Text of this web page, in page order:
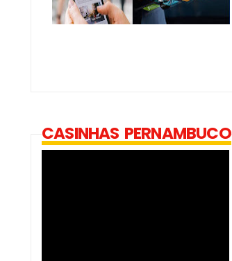
CASINHAS PERNAMBUCO